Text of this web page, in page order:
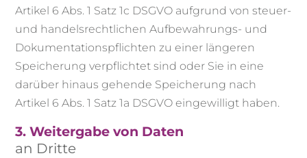
Artikel 6 Abs. 1 Satz 1c DSGVO aufgrund von steuer-
und handelsrechtlichen Aufbewahrungs- und
Dokumentationspflichten zu einer längeren
Speicherung verpflichtet sind oder Sie in eine
darüber hinaus gehende Speicherung nach
Artikel 6 Abs. 1 Satz 1a DSGVO eingewilligt haben.
3. Weitergabe von Daten
an Dritte